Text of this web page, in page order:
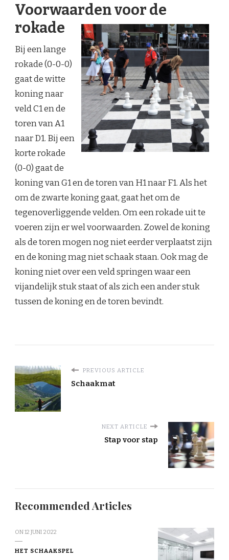
Voorwaarden voor de
rokade
Bij een lange
rokade (0-0-0)
gaat de witte
koning naar
veld C1 en de
toren van A1
naar D1. Bij een
korte rokade
(0-0) gaat de
koning van G1 en de toren van H1 naar F1. Als het
om de zwarte koning gaat, gaat het om de
tegenoverliggende velden. Om een rokade uit te
voeren zijn er wel voorwaarden. Zowel de koning
als de toren mogen nog niet eerder verplaatst zijn
en de koning mag niet schaak staan. Ook mag de
koning niet over een veld springen waar een
vijandelijk stuk staat of als zich een ander stuk
tussen de koning en de toren bevindt.
PREVIOUS ARTICLE
Schaakmat
NEXT ARTICLE
Stap voor stap
Recommended Articles
ON12 JUNI 2022
HET SCHAAKSPEL